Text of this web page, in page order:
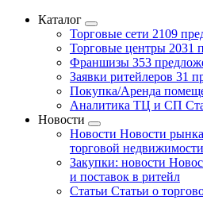
Каталог
Торговые сети 2109
Торговые центры 2031
Франшизы 353
Заявки ритейлеров 31
Покупка/Аренда
Аналитика ТЦ и СП
Новости
Новости Новости
торговой недвижимости
Закупки: новости
и поставок в ритейл
Статьи Статьи о